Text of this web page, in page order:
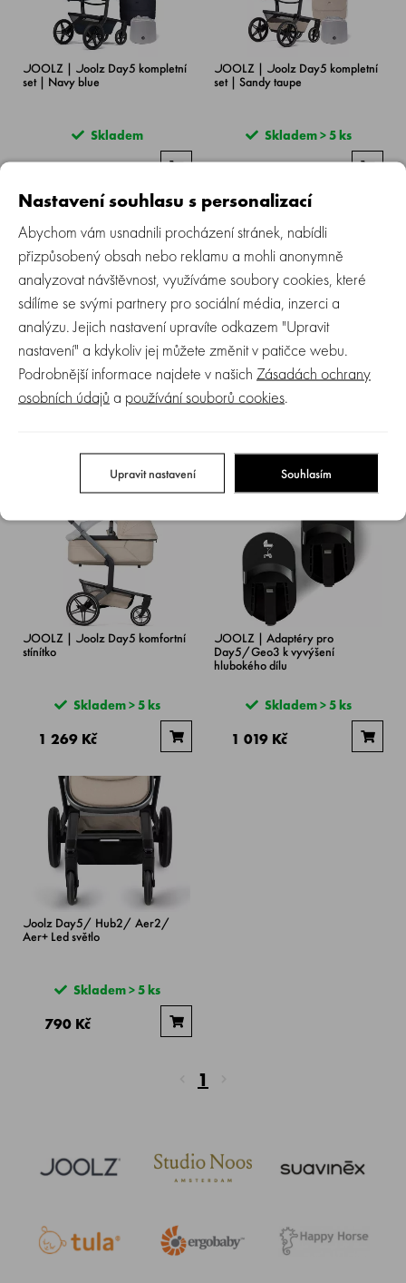
JOOLZ | Joolz Day5 kompletní
set | Navy blue
Skladem
JOOLZ | Joolz Day5 kompletní
set | Sandy taupe
Skladem > 5 ks
JOOLZ | Joolz Day5 kompletní
set | Forest green
32 499 Kč
JOOLZ | Joolz Day5 kompletní
set | Space black
32 499 Kč
JOOLZ | Joolz Day5 komfortní
stínítko
Skladem > 5 ks
1 269 Kč
JOOLZ | Adaptéry pro
Day5/Geo3 k vyvýšení
hlubokého dílu
Skladem > 5 ks
1 019 Kč
Joolz Day5/ Hub2/ Aer2/
Aer+ Led světlo
Skladem > 5 ks
790 Kč
1
Nastavení souhlasu s personalizací
Abychom vám usnadnili procházení stránek, nabídli
přizpůsobený obsah nebo reklamu a mohli anonymně
analyzovat návštěvnost, využíváme soubory cookies, které
sdílíme se svými partnery pro sociální média, inzerci a
analýzu. Jejich nastavení upravíte odkazem "Upravit
nastavení" a kdykoliv jej můžete změnit v patičce webu.
Podrobnější informace najdete v našich Zásadách ochrany
osobních údajů a používání souborů cookies.
Upravit nastavení Souhlasím